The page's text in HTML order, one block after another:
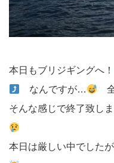
本日もブリジギングへ！
なんですが…
そんな感じで終了致し
本日は厳しい中でした